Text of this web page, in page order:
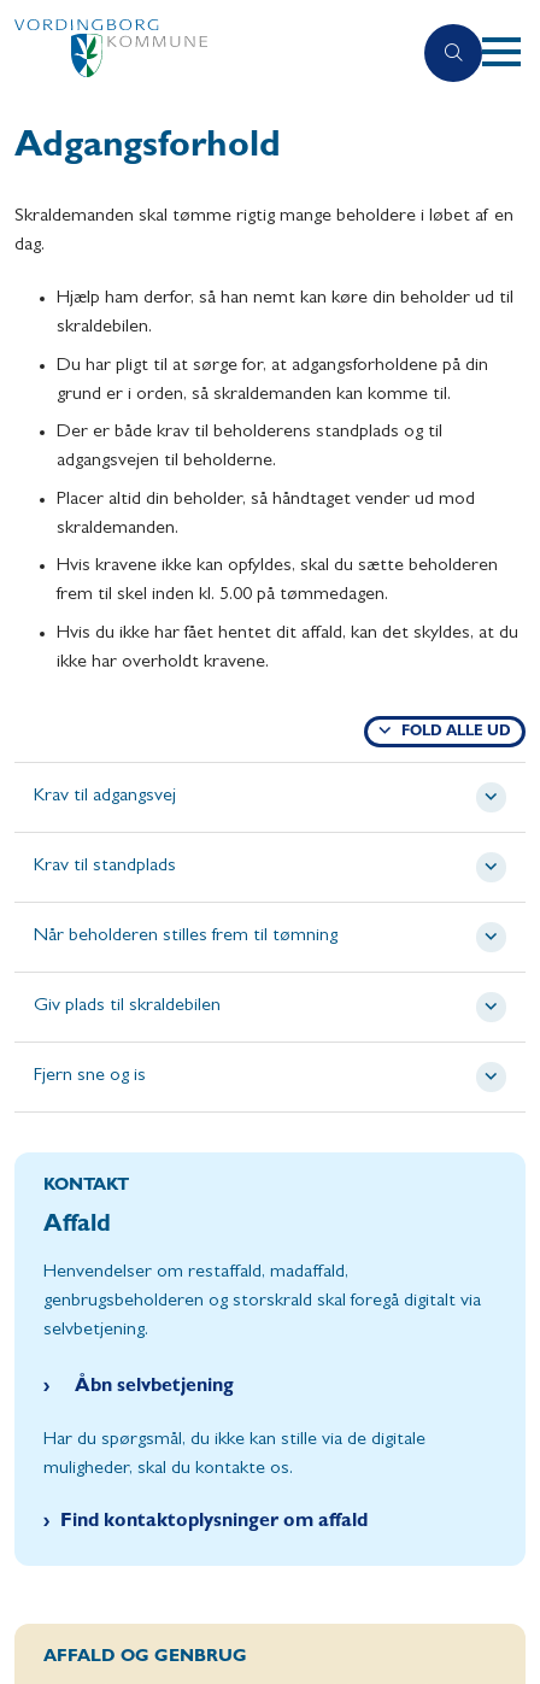
Adgangsforhold
Skraldemanden skal tømme rigtig mange beholdere i løbet af en
dag.
Hjælp ham derfor, så han nemt kan køre din beholder ud til
skraldebilen.
Du har pligt til at sørge for, at adgangsforholdene på din
grund er i orden, så skraldemanden kan komme til.
Der er både krav til beholderens standplads og til
adgangsvejen til beholderne.
Placer altid din beholder, så håndtaget vender ud mod
skraldemanden.
Hvis kravene ikke kan opfyldes, skal du sætte beholderen
frem til skel inden kl. 5.00 på tømmedagen.
Hvis du ikke har fået hentet dit affald, kan det skyldes, at du
ikke har overholdt kravene.
FOLD ALLE UD
Krav til adgangsvej
Krav til standplads
Når beholderen stilles frem til tømning
Giv plads til skraldebilen
Fjern sne og is
KONTAKT
Affald
Henvendelser om restaffald, madaffald,
genbrugsbeholderen og storskrald skal foregå digitalt via
selvbetjening.
Åbn selvbetjening
Har du spørgsmål, du ikke kan stille via de digitale
muligheder, skal du kontakte os.
Find kontaktoplysninger om affald
AFFALD OG GENBRUG